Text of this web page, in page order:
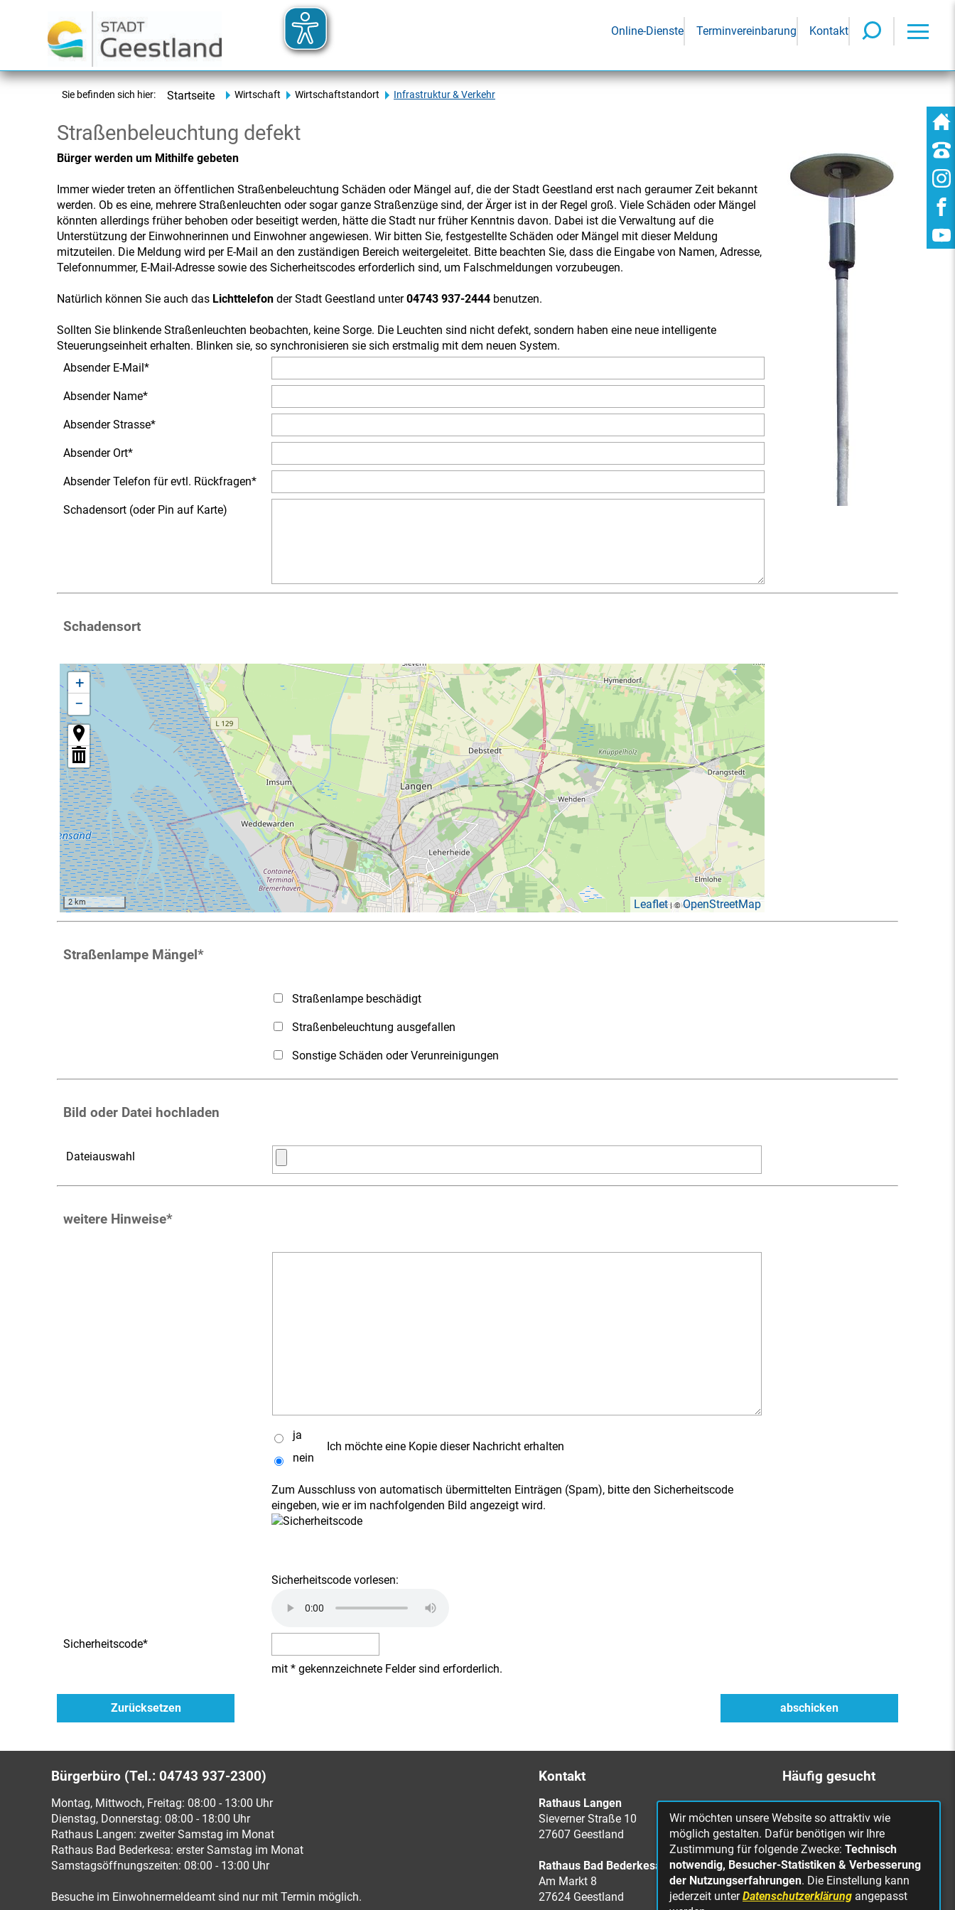
Online-Dienste Terminvereinbarung Kontakt
Sie befinden sich hier: Startseite Wirtschaft Wirtschaftstandort Infrastruktur & Verkehr
Straßenbeleuchtung defekt
Bürger werden um Mithilfe gebeten
Immer wieder treten an öffentlichen Straßenbeleuchtung Schäden oder Mängel auf, die der Stadt Geestland erst nach geraumer Zeit bekannt
werden. Ob es eine, mehrere Straßenleuchten oder sogar ganze Straßenzüge sind, der Ärger ist in der Regel groß. Viele Schäden oder Mängel
könnten allerdings früher behoben oder beseitigt werden, hätte die Stadt nur früher Kenntnis davon. Dabei ist die Verwaltung auf die
Unterstützung der Einwohnerinnen und Einwohner angewiesen. Wir bitten Sie, festgestellte Schäden oder Mängel mit dieser Meldung
mitzuteilen. Die Meldung wird per E-Mail an den zuständigen Bereich weitergeleitet. Bitte beachten Sie, dass die Eingabe von Namen, Adresse,
Telefonnummer, E-Mail-Adresse sowie des Sicherheitscodes erforderlich sind, um Falschmeldungen vorzubeugen.
Natürlich können Sie auch das Lichttelefon der Stadt Geestland unter04743 937-2444 benutzen.
Sollten Sie blinkende Straßenleuchten beobachten, keine Sorge. Die Leuchten sind nicht defekt, sondern haben eine neue intelligente
Steuerungseinheit erhalten. Blinken sie, so synchronisieren sie sich erstmalig mit dem neuen System.
Absender E-Mail*
Absender Name*
Absender Strasse*
Absender Ort*
Absender Telefon für evtl. Rückfragen*
Schadensort (oder Pin auf Karte)
Schadensort
+
−
2 km Leaflet| ©OpenStreetMap
Straßenlampe Mängel*
Straßenlampe beschädigt
Straßenbeleuchtung ausgefallen
Sonstige Schäden oder Verunreinigungen
Bild oder Datei hochladen
Dateiauswahl
weitere Hinweise*
Ich möchte eine Kopie dieser Nachricht erhalten
ja
nein
Zum Ausschluss von automatisch übermittelten Einträgen (Spam), bitte den Sicherheitscode
eingeben, wie er im nachfolgenden Bild angezeigt wird.
Sicherheitscode vorlesen:
Sicherheitscode*
mit * gekennzeichnete Felder sind erforderlich.
Bürgerbüro (Tel.: 04743 937-2300)
Montag, Mittwoch, Freitag: 08:00 - 13:00 Uhr
Dienstag, Donnerstag: 08:00 - 18:00 Uhr
Rathaus Langen: zweiter Samstag im Monat
Rathaus Bad Bederkesa: erster Samstag im Monat
Samstagsöffnungszeiten: 08:00 - 13:00 Uhr
Besuche im Einwohnermeldeamt sind nur mit Termin möglich.
Kontakt
Rathaus Langen
Sieverner Straße 10
27607 Geestland
Rathaus Bad Bederkesa
Am Markt 8
27624 Geestland
Häufig gesucht
Bürgerbüro
Online Rathaus
Was erledige ich wo?
Stellenangebote
Mängelmeldung
Wir möchten unsere Website so attraktiv wie
möglich gestalten. Dafür benötigen wir Ihre
Zustimmung für folgende Zwecke: Technisch
notwendig, Besucher-Statistiken & Verbesserung
der Nutzungserfahrungen. Die Einstellung kann
jederzeit unterDatenschutzerklärung angepasst